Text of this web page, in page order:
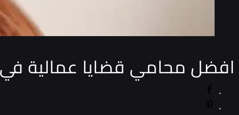
افضل محامي قضايا عمالية​ في